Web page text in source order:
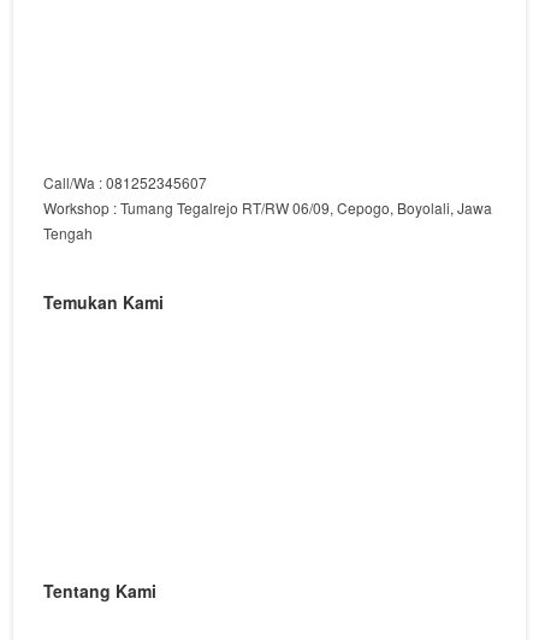
Call/Wa : 081252345607
Workshop : Tumang Tegalrejo RT/RW 06/09, Cepogo, Boyolali, Jawa
Tengah
Temukan Kami
Tentang Kami